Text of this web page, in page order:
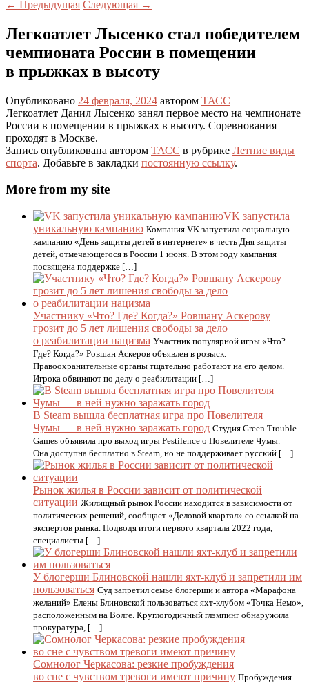
← Предыдущая Следующая →
Легкоатлет Лысенко стал победителем
чемпионата России в помещении
в прыжках в высоту
Опубликовано 24 февраля, 2024 автором ТАСС
Легкоатлет Данил Лысенко занял первое место на чемпионате
России в помещении в прыжках в высоту. Соревнования
проходят в Москве.
Запись опубликована автором ТАСС в рубрике Летние виды
спорта. Добавьте в закладки постоянную ссылку.
More from my site
VK запустила
уникальную кампанию Компания VK запустила социальную
кампанию «День защиты детей в интернете» в честь Дня защиты
детей, отмечающегося в России 1 июня. В этом году кампания
посвящена поддержке […]
Участнику «Что? Где? Когда?» Ровшану Аскерову
грозит до 5 лет лишения свободы за дело
о реабилитации нацизма Участник популярной игры «Что?
Где? Когда?» Ровшан Аскеров объявлен в розыск.
Правоохранительные органы тщательно работают на его делом.
Игрока обвиняют по делу о реабилитации […]
В Steam вышла бесплатная игра про Повелителя
Чумы — в ней нужно заражать город Студия Green Trouble
Games объявила про выход игры Pestilence о Повелителе Чумы.
Она доступна бесплатно в Steam, но не поддерживает русский […]
Рынок жилья в России зависит от политической
ситуации Жилищный рынок России находится в зависимости от
политических решений, сообщает «Деловой квартал» со ссылкой на
экспертов рынка. Подводя итоги первого квартала 2022 года,
специалисты […]
У блогерши Блиновской нашли яхт-клуб и запретили им
пользоваться Суд запретил семье блогерши и автора «Марафона
желаний» Елены Блиновской пользоваться яхт-клубом «Точка Немо»,
расположенным на Волге. Круглогодичный глэмпинг обнаружила
прокуратура, […]
Сомнолог Черкасова: резкие пробуждения
во сне с чувством тревоги имеют причину Пробуждения